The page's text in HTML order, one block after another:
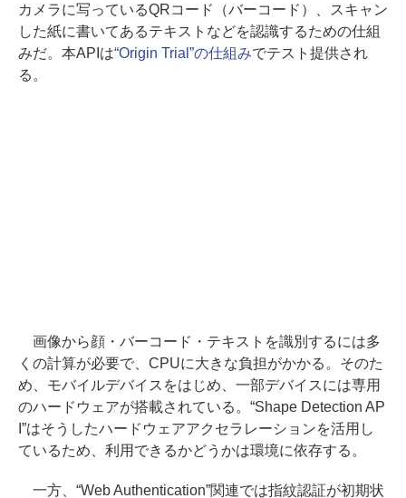
カメラに写っているQRコード（バーコード）、スキャン
した紙に書いてあるテキストなどを認識するための仕組
みだ。本APIは“Origin Trial”の仕組みでテスト提供され
る。
画像から顔・バーコード・テキストを識別するには多
くの計算が必要で、CPUに大きな負担がかかる。そのた
め、モバイルデバイスをはじめ、一部デバイスには専用
のハードウェアが搭載されている。“Shape Detection AP
I”はそうしたハードウェアアクセラレーションを活用し
ているため、利用できるかどうかは環境に依存する。
一方、“Web Authentication”関連では指紋認証が初期状